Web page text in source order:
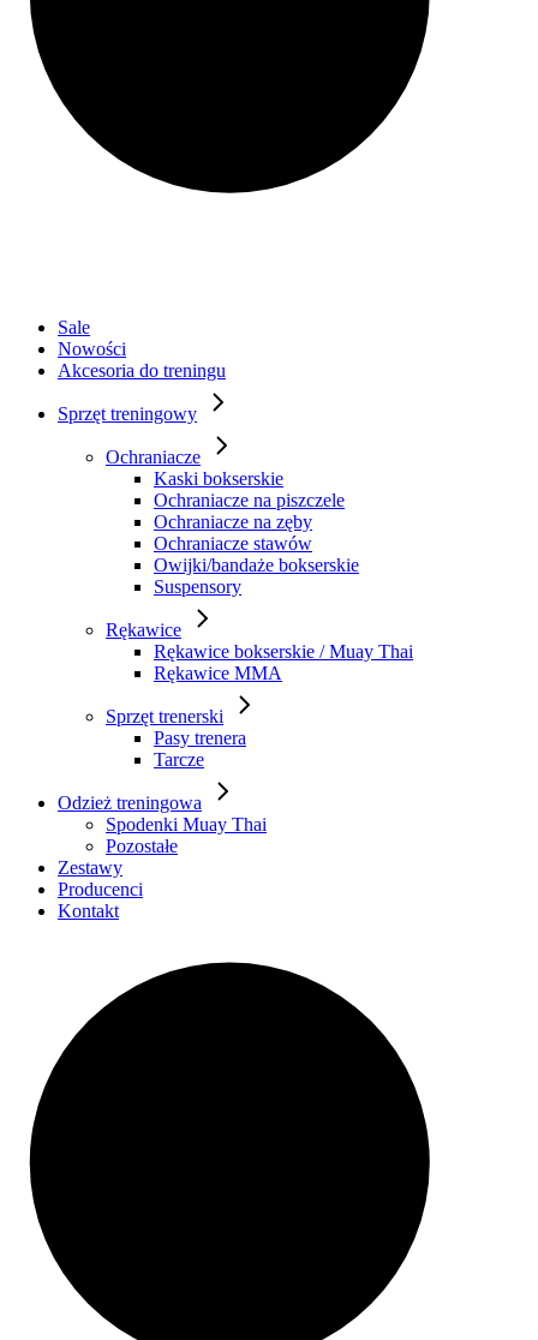
Sale
Nowości
Akcesoria do treningu
Sprzęt treningowy
Ochraniacze
Kaski bokserskie
Ochraniacze na piszczele
Ochraniacze na zęby
Ochraniacze stawów
Owijki/bandaże bokserskie
Suspensory
Rękawice
Rękawice bokserskie / Muay Thai
Rękawice MMA
Sprzęt trenerski
Pasy trenera
Tarcze
Odzież treningowa
Spodenki Muay Thai
Pozostałe
Zestawy
Producenci
Kontakt